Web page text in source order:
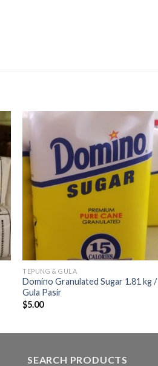
TEPUNG & GULA
Domino Granulated Sugar 1.81 kg /
Gula Pasir
$5.00
SEARCH PRODUCTS